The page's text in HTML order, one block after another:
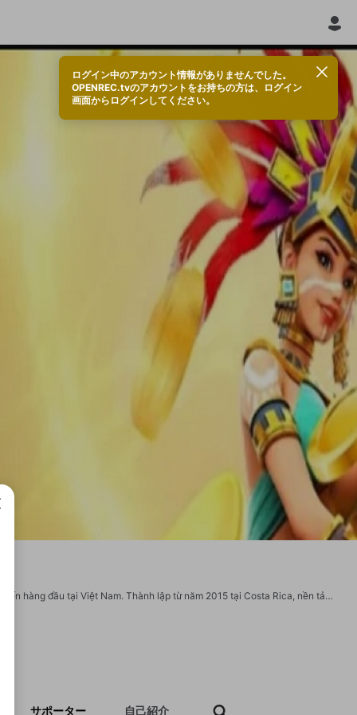
ログイン中のアカウント情報がありませんでした。
OPENREC.tvのアカウントをお持ちの方は、ログイン
画面からログインしてください。
Nhà cái King88 đã khẳng định vị thế là một trong những nền tảng cá cược trực tuyến hàng đầu tại Việt Nam. Thành lập từ năm 2015 tại Costa Rica, nền tảng này được vận hành bởi đội ngũ chuyên gia giàu kinh nghiệm. King 88 được cấp phép bởi Isle of Man Gambling Supervision Commission, đảm bảo tính hợp pháp và minh bạch. Người chơi có thể yên tâm tham gia mà không lo lắng về vấn đề pháp lý. Nền tảng không ngừng cải tiến công nghệ để đáp ứng nhu cầu ngày càng cao. Sự uy tín và chất lượng đã giúp King88 mở rộng quy mô ra nhiều quốc gia. Địa chỉ: Số 88, Đường Phan Xích Long, P.2, Q. Phú Nhuận, Thành Phố Hồ Chí Minh, Việt Nam Zipcode: 700000 Phone: 0976 482 319 Website: https://king88nm.live/ Email: trangchu.king88nm@gmail.com #king88 #nhacaiking88 #linkvaoking88 #king88nmlive https://twitter.com/king88nmlive https://www.youtube.com/@king88nmlive https://gravatar.com/king88nmlive https://500px.com/p/king88nmlive?view=photos https://issuu.com/king88nmlive https://disqus.com/by/disqu
サポーター 自己紹介